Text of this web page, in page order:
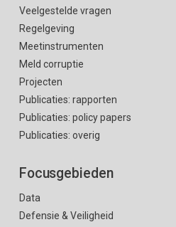
Veelgestelde vragen
Regelgeving
Meetinstrumenten
Meld corruptie
Projecten
Publicaties: rapporten
Publicaties: policy papers
Publicaties: overig
Focusgebieden
Data
Defensie & Veiligheid